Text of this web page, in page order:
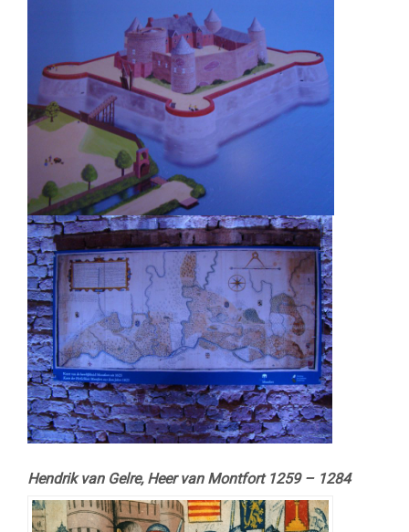
Hendrik van Gelre, Heer van Montfort 1259 – 1284–